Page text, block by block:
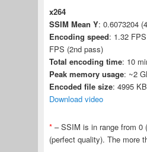
x264
SSIM Mean Y: 0.6073204
Encoding speed: 1.32
FPS (2nd pass)
Total encoding time: 10
Peak memory usage: ~2
Encoded file size: 4995 KB
Download video
*– SSIM is in range from 0
(perfect quality). The more